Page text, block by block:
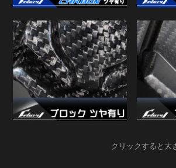
クリックすると大